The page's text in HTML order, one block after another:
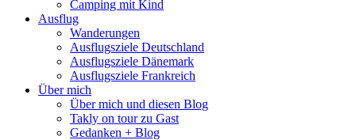
Camping mit Kind
Ausflug
Wanderungen
Ausflugsziele Deutschland
Ausflugsziele Dänemark
Ausflugsziele Frankreich
Über mich
Über mich und diesen Blog
Takly on tour zu Gast
Gedanken + Blog